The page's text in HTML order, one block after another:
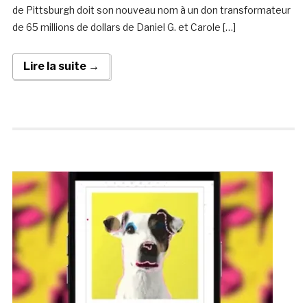
de Pittsburgh doit son nouveau nom à un don transformateur
de 65 millions de dollars de Daniel G. et Carole […]
Lire la suite →